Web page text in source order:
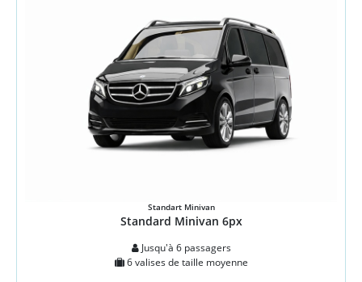
Standart Minivan
Standard Minivan 6px
Jusqu'à 6 passagers
6 valises de taille moyenne